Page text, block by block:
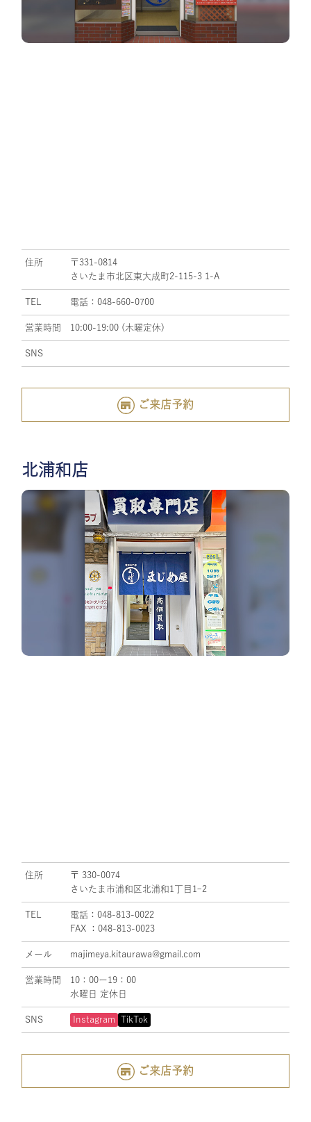
住所
〒331-0814
さいたま市北区東大成町2-115-3 1-A
TEL 電話：048-660-0700
営業時間 10:00-19:00 (木曜定休)
SNS
ご来店予約
北浦和店
住所
〒 330-0074
さいたま市浦和区北浦和1丁目1ｰ2
TEL
電話：048-813-0022
FAX ：048-813-0023
メール majimeya.kitaurawa@gmail.com
営業時間
10：00ー19：00
水曜日 定休日
SNS Instagram TikTok
ご来店予約